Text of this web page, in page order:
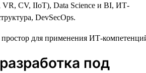
VR, CV, IIoT), Data Science и BI, ИТ-
DevSecOps.
под